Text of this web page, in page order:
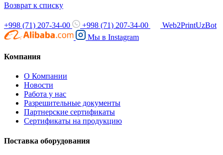
Возврат к списку
+998 (71) 207-34-00 +998 (71) 207-34-00
Web2PrintUzBot
Мы в Instagram
Компания
О Компании
Новости
Работа у нас
Разрешительные документы
Партнерские сертификаты
Сертификаты на продукцию
Поставка оборудования